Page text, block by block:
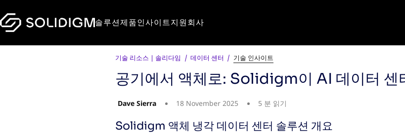
솔루션제품인사이트지원회사
기술 리소스 | 솔리다임 데이터 센터 기술 인사이트
공기에서 액체로: Solidigm이 AI 데이터 센
Dave Sierra 18 November 2025 5 분 읽기
Solidigm 액체 냉각 데이터 센터 솔루션 개요